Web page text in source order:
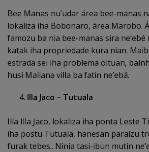
Bee Manas nu’udar área bee-manas
lokaliza iha Bobonaro, área Marobo.
famozu ba nia bee-manas sira ne’ebé
katak iha propriedade kura nian.
estrada sei iha problema oituan,
husi Maliana villa ba fatin ne’ebá.
Illa Jaco – Tutuala
Illa Illa Jaco, lokaliza iha ponta Leste
iha postu Tutuala, hanesan paraízu
furak tebes.. Ninia tasi-ibun mutin